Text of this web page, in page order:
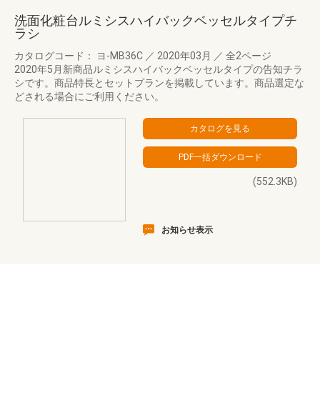
洗面化粧台ルミシスハイバックベッセルタイプチ
ラシ
カタログコード： ヨ-MB36C ／ 2020年03月 ／ 全2ページ
2020年5月新商品ルミシスハイバックベッセルタイプの告知チラ
シです。商品特長とセットプランを掲載しています。商品選定な
どされる場合にご利用ください。
(552.3KB)
お知らせ表示